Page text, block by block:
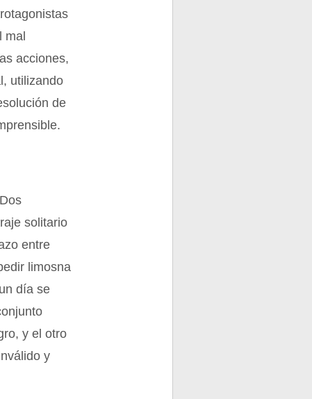
mal
acciones,
utilizando
de
solitario
entre
limosna
día se
y el otro
y